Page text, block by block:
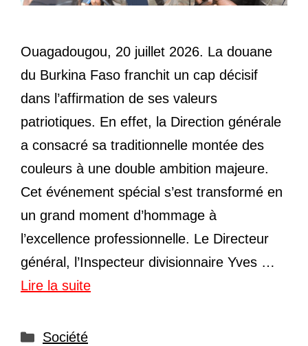
Ouagadougou, 20 juillet 2026. La douane
du Burkina Faso franchit un cap décisif
dans l’affirmation de ses valeurs
patriotiques. En effet, la Direction générale
a consacré sa traditionnelle montée des
couleurs à une double ambition majeure.
Cet événement spécial s’est transformé en
un grand moment d’hommage à
l’excellence professionnelle. Le Directeur
général, l’Inspecteur divisionnaire Yves …
Lire la suite
Catégories
Société